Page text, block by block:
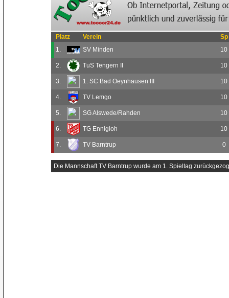
Platz Verein
Sp
1.
SV Minden 10
2. TuS Tengern II 10
3. 1. SC Bad Oeynhausen III 10
4. TV Lemgo 10
5. SG Alswede/Rahden 10
6. TG Ennigloh 10
7. TV Barntrup 0
Die Mannschaft TV Barntrup wurde am 1. Spieltag